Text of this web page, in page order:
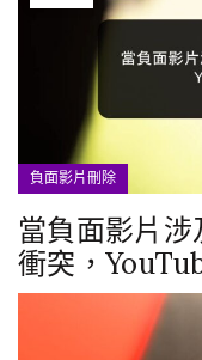
負面影片刪除
當負面影片
衝突，